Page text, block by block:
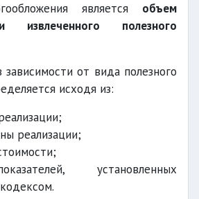
является объем
извлеченного полезного
зависимости от вида полезного
исходя из:
реализации;
установленных